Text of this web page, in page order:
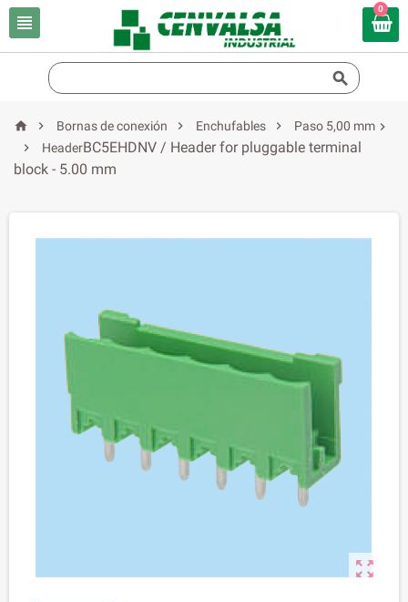

0

  Bornas de conexión  Enchufables 
Paso 5,00 mm

Header

BC5EHDNV / Header for pluggable terminal
block - 5.00 mm
